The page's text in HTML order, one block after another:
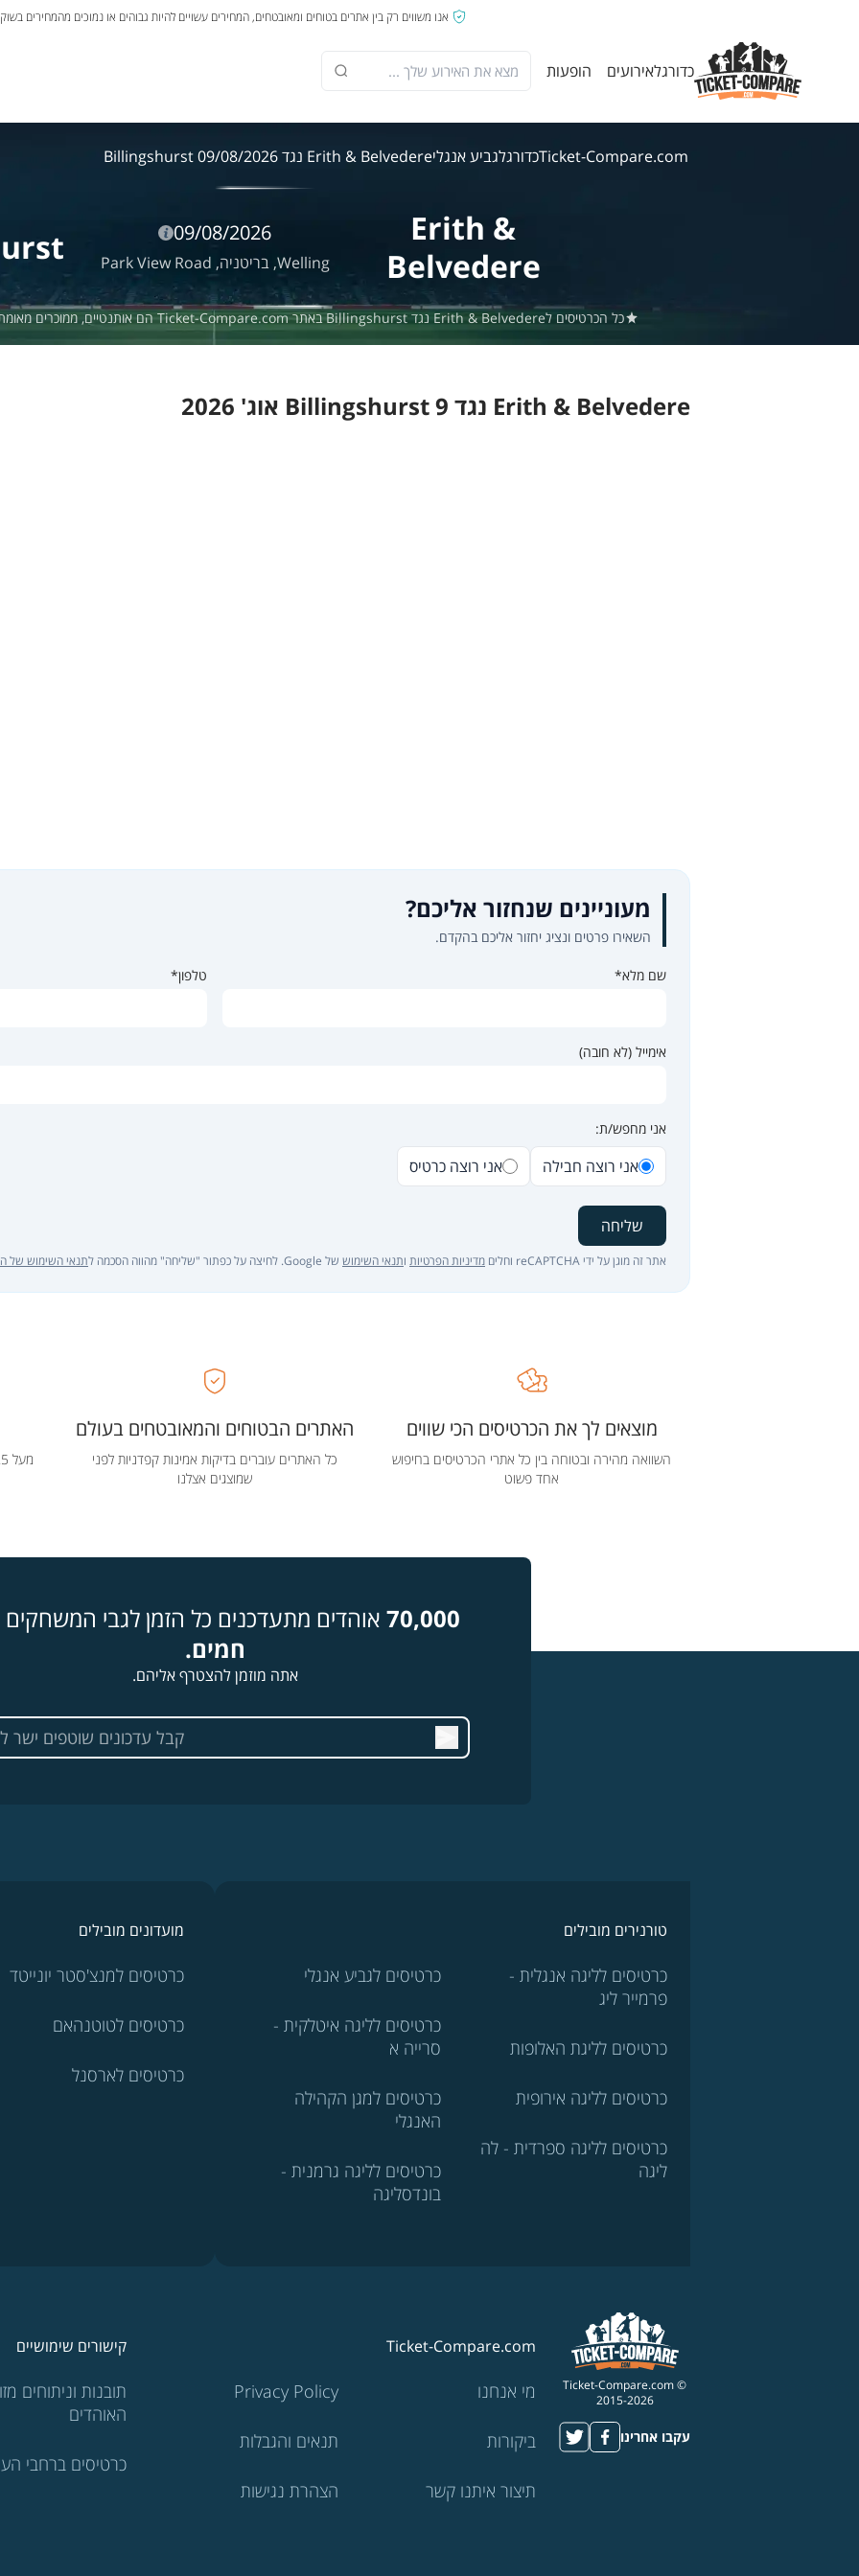
אנו משווים רק בין אתרים בטוחים ומאובטחים, המחירים עשויים להיות גבוהים או נמוכים מהמחירים
כדורגלאירועים הופעות
Ticket-Compare.comכדורגלגביע אנגליErith & Belvedere נגד Billingshurst 09/08/2026
Erith &
Belvedere
09/08/2026
Welling, בריטניה, Park View Road
כל הכרטיסים לErith & Belvedere נגד Billingshurst באתר Ticket-Compare.com הם אותנטיים, ממוכרים מאומתים מראש שמספקים אחריות של 100%.
Erith & Belvedere נגד Billingshurst 9 אוג' 2026
מעוניינים שנחזור אליכם?
השאירו פרטים ונציג יחזור אליכם בהקדם.
שם מלא* טלפון*
אימייל (לא חובה)
אני מחפש/ת:
אני רוצה חבילה אני רוצה כרטיס
שליחה
אתר זה מוגן על ידי reCAPTCHA וחלים מדיניות הפרטיות ותנאי השימוש של Google. לחיצה על כפתור "שליחה" מהווה הסכמה ל תנאי השימוש של
האתרים הבטוחים והמאובטחים בעולם
כל האתרים עוברים בדיקות אמינות קפדניות לפני
שמוצגים אצלנו
מוצאים לך את הכרטיסים הכי שווים
השוואה מהירה ובטוחה בין כל אתרי הכרטיסים בחיפוש
אחד פשוט
70,000 אוהדים מתעדכנים כל הזמן לגבי המשחקים
חמים.
אתה מוזמן להצטרף אליהם.
טורנירים מובילים
כרטיסים לליגה אנגלית -
פרמייר ליג
כרטיסים לליגת האלופות
כרטיסים לליגה אירופית
כרטיסים לליגה ספרדית - לה
ליגה
כרטיסים לגביע אנגלי
כרטיסים לליגה איטלקית -
סרייה א
כרטיסים למגן הקהילה
האנגלי
כרטיסים לליגה גרמנית -
בונדסליגה
מועדונים מובילים
כרטיסים למנצ'סטר יונייטד
כרטיסים לטוטנהאם
כרטיסים לארסנל
© Ticket-Compare.com
2015-2026
עקבו אחרינו
Ticket-Compare.com
מי אנחנו
ביקורות
תיצור איתנו קשר
Privacy Policy
תנאים והגבלות
הצהרת נגישות
קישורים שימושיים
תובנות וניתוחים
האוהדים
כרטיסים ברחבי